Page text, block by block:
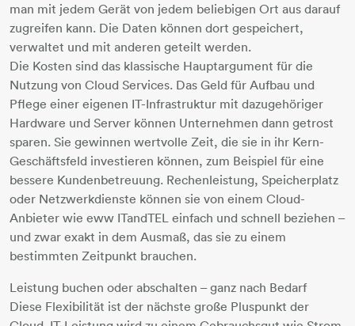
man mit jedem Gerät von jedem beliebigen Ort aus darauf
zugreifen kann. Die Daten können dort gespeichert,
verwaltet und mit anderen geteilt werden.
Die Kosten sind das klassische Hauptargument für die
Nutzung von Cloud Services. Das Geld für Aufbau und
Pflege einer eigenen IT-Infrastruktur mit dazugehöriger
Hardware und Server können Unternehmen dann getrost
sparen. Sie gewinnen wertvolle Zeit, die sie in ihr Kern-
Geschäftsfeld investieren können, zum Beispiel für eine
bessere Kundenbetreuung. Rechenleistung, Speicherplatz
oder Netzwerkdienste können sie von einem Cloud-
Anbieter wie eww ITandTEL einfach und schnell beziehen –
und zwar exakt in dem Ausmaß, das sie zu einem
bestimmten Zeitpunkt brauchen.
Leistung buchen oder abschalten – ganz nach Bedarf
Diese Flexibilität ist der nächste große Pluspunkt der